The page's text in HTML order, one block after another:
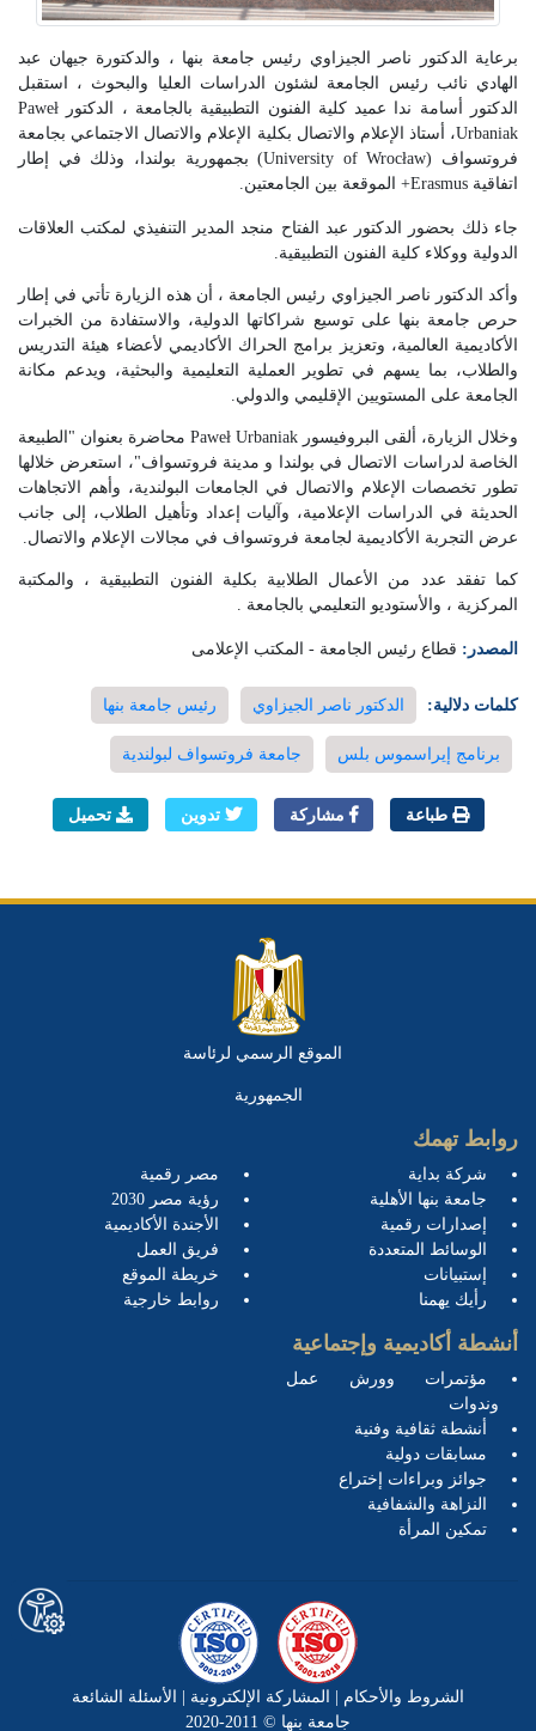
برعاية الدكتور ناصر الجيزاوي رئيس جامعة بنها ، والدكتورة جيهان عبد
الهادي نائب رئيس الجامعة لشئون الدراسات العليا والبحوث ، استقبل
الدكتور أسامة ندا عميد كلية الفنون التطبيقية بالجامعة ، الدكتور Paweł
Urbaniak، أستاذ الإعلام والاتصال بكلية الإعلام والاتصال الاجتماعي بجامعة
فروتسواف (University of Wrocław) بجمهورية بولندا، وذلك في إطار
اتفاقية Erasmus+ الموقعة بين الجامعتين.
جاء ذلك بحضور الدكتور عبد الفتاح منجد المدير التنفيذي لمكتب العلاقات
الدولية ووكلاء كلية الفنون التطبيقية.
وأكد الدكتور ناصر الجيزاوي رئيس الجامعة ، أن هذه الزيارة تأتي في إطار
حرص جامعة بنها على توسيع شراكاتها الدولية، والاستفادة من الخبرات
الأكاديمية العالمية، وتعزيز برامج الحراك الأكاديمي لأعضاء هيئة التدريس
والطلاب، بما يسهم في تطوير العملية التعليمية والبحثية، ويدعم مكانة
الجامعة على المستويين الإقليمي والدولي.
وخلال الزيارة، ألقى البروفيسور Paweł Urbaniak محاضرة بعنوان "الطبيعة
الخاصة لدراسات الاتصال في بولندا و مدينة فروتسواف"، استعرض خلالها
تطور تخصصات الإعلام والاتصال في الجامعات البولندية، وأهم الاتجاهات
الحديثة في الدراسات الإعلامية، وآليات إعداد وتأهيل الطلاب، إلى جانب
عرض التجربة الأكاديمية لجامعة فروتسواف في مجالات الإعلام والاتصال.
كما تفقد عدد من الأعمال الطلابية بكلية الفنون التطبيقية ، والمكتبة
المركزية ، والأستوديو التعليمي بالجامعة .
المصدر: قطاع رئيس الجامعة - المكتب الإعلامى
كلمات دلالية: الدكتور ناصر الجيزاوي رئيس جامعة بنها
برنامج إيراسموس بلس جامعة فروتسواف لبولندية
طباعة مشاركة تدوين تحميل
الموقع الرسمي لرئاسة
الجمهورية
روابط تهمك
شركة بداية
جامعة بنها الأهلية
إصدارات رقمية
الوسائط المتعددة
إستبيانات
رأيك يهمنا
مصر رقمية
رؤية مصر 2030
الأجندة الأكاديمية
فريق العمل
خريطة الموقع
روابط خارجية
أنشطة أكاديمية وإجتماعية
مؤتمرات وورش عمل
وندوات
أنشطة ثقافية وفنية
مسابقات دولية
جوائز وبراءات إختراع
النزاهة والشفافية
تمكين المرأة
الشروط والأحكام المشاركة الإلكترونية
الأسئلة الشائعة
جامعة بنها © 2011-2020